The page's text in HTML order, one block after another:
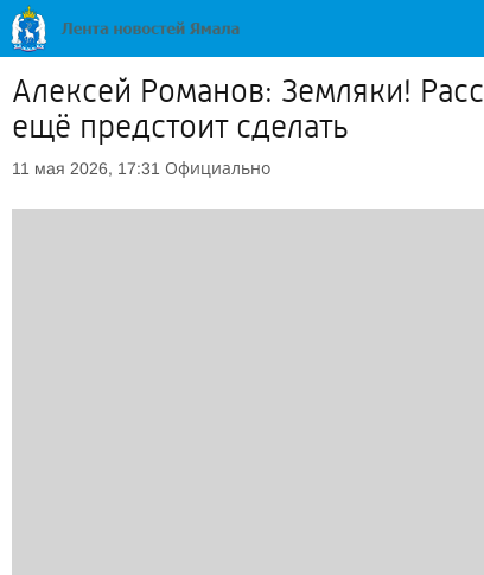
Алексей Романов: Земляки!
ещё предстоит сделать
11 мая 2026, 17:31 Официально